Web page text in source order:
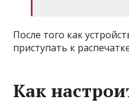
После того как
приступать к
Как